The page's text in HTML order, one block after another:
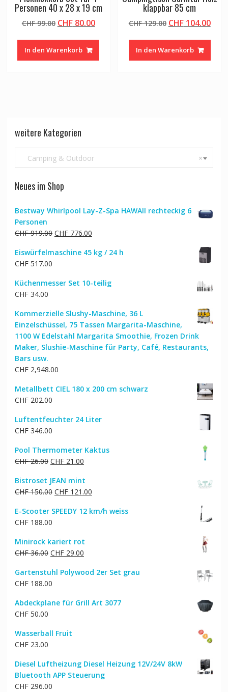
Personen 40 x 28 x 19 cm
CHF99.00 Ursprünglicher
war:
CHF 99.00
CHF80.00Aktueller
In den Warenkorb
klappbar 85 cm
CHF129.00 Ursprünglicher
war:
CHF 129.00
CHF104.00
In den Warenkorb
weitere Kategorien
×
Camping & Outdoor
Neues im Shop
Bestway Whirlpool Lay-Z-Spa HAWAII rechteckig 6
Personen
CHF919.00 Ursprünglicher
war:
CHF776.00Aktueller
ist:
Eiswürfelmaschine 45 kg / 24 h
CHF517.00
Küchenmesser Set 10-teilig
CHF34.00
Kommerzielle Slushy-Maschine, 36 L
Einzelschüssel, 75 Tassen Margarita-Maschine,
1100 W Edelstahl Margarita Smoothie, Frozen Drink
Maker, Slushie-Maschine für Party, Café, Restaurants,
Bars usw.
CHF2,948.00
Metallbett CIEL 180 x 200 cm schwarz
CHF202.00
Luftentfeuchter 24 Liter
CHF346.00
Pool Thermometer Kaktus
CHF26.00 Ursprünglicher
war:
CHF 26.00
CHF21.00Aktueller
ist:
CHF 21.00.
Bistroset JEAN mint
CHF150.00 Ursprünglicher
war:
CHF121.00Aktueller
ist:
E-Scooter SPEEDY 12 km/h weiss
CHF188.00
Minirock kariert rot
CHF36.00 Ursprünglicher
war:
CHF 36.00
CHF29.00Aktueller
ist:
Gartenstuhl Polywood 2er Set grau
CHF188.00
Abdeckplane für Grill Art 3077
CHF50.00
Wasserball Fruit
CHF23.00
Diesel Luftheizung Diesel Heizung 12V/24V 8kW
Bluetooth APP Steuerung
CHF296.00